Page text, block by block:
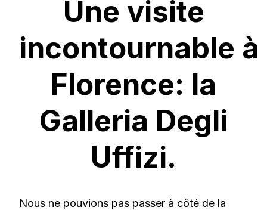
Une visite
incontournable à
Florence: la
Galleria Degli
Uffizi.
Nous ne pouvions pas passer à côté de la